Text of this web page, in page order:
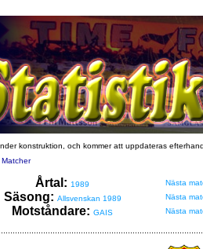
konstruktion, och kommer att uppdateras
Matcher
Årtal: 1989 Nästa
Säsong: Allsvenskan 1989
Nästa
Motståndare: GAIS Nästa